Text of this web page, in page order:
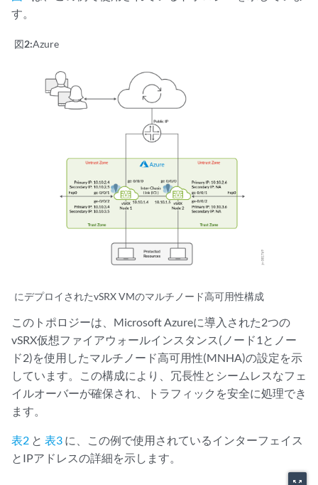
す。
図2:Azure
にデプロイされたvSRX VMのマルチノード高可用性構成
このトポロジーは、Microsoft Azureに導入された2つの
vSRX仮想ファイアウォールインスタンス(ノード1とノー
ド2)を使用したマルチノード高可用性(MNHA)の設定を示
しています。この構成により、冗長性とシームレスなフェ
イルオーバーが確保され、トラフィックを安全に処理でき
ます。
表2 と 表3 に、この例で使用されているインターフェイス
とIPアドレスの詳細を示します。